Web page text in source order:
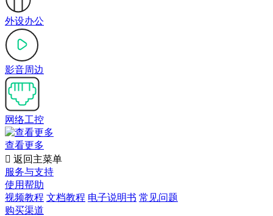
外设办公
影音周边
网络工控
查看更多
 返回主菜单
服务与支持
使用帮助
视频教程 文档教程 电子说明书 常见问题
购买渠道